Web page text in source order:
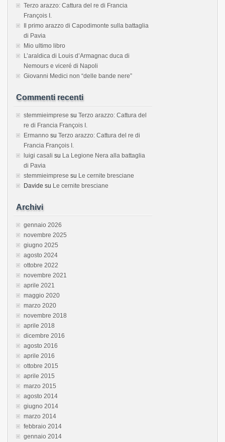
Terzo arazzo: Cattura del re di Francia
François I.
Il primo arazzo di Capodimonte sulla battaglia
di Pavia
Mio ultimo libro
L’araldica di Louis d’Armagnac duca di
Nemours e viceré di Napoli
Giovanni Medici non “delle bande nere”
Commenti recenti
stemmieimprese su Terzo arazzo: Cattura del
re di Francia François I.
Ermanno su Terzo arazzo: Cattura del re di
Francia François I.
luigi casali su La Legione Nera alla battaglia
di Pavia
stemmieimprese su Le cernite bresciane
Davide su Le cernite bresciane
Archivi
gennaio 2026
novembre 2025
giugno 2025
agosto 2024
ottobre 2022
novembre 2021
aprile 2021
maggio 2020
marzo 2020
novembre 2018
aprile 2018
dicembre 2016
agosto 2016
aprile 2016
ottobre 2015
aprile 2015
marzo 2015
agosto 2014
giugno 2014
marzo 2014
febbraio 2014
gennaio 2014